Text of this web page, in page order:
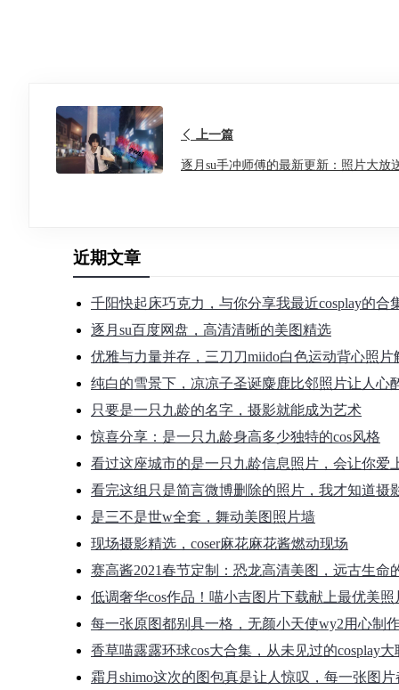
上一篇
逐月su手冲师傅的最新更新：照片大放
近期文章
千阳快起床巧克力，与你分享我最近cosplay的合
逐月su百度网盘，高清清晰的美图精选
优雅与力量并存，三刀刀miido白色运动背心照片
纯白的雪景下，凉凉子圣诞麋鹿比邻照片让人心
只要是一只九龄的名字，摄影就能成为艺术
惊喜分享：是一只九龄身高多少独特的cos风格
看过这座城市的是一只九龄信息照片，会让你爱
看完这组只是简言微博删除的照片，我才知道摄
是三不是世w全套，舞动美图照片墙
现场摄影精选，coser麻花麻花酱燃动现场
赛高酱2021春节定制：恐龙高清美图，远古生命
低调奢华cos作品！喵小吉图片下载献上最优美照
每一张原图都别具一格，无颜小天使wy2用心制
香草喵露露环球cos大合集，从未见过的cosplay大
霜月shimo这次的图包真是让人惊叹，每一张图